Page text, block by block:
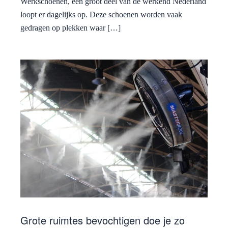
loopt er dagelijks op. Deze schoenen worden vaak
gedragen op plekken waar […]
Grote ruimtes bevochtigen doe je zo